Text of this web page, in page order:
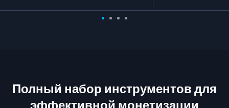
Полный набор инструментов для